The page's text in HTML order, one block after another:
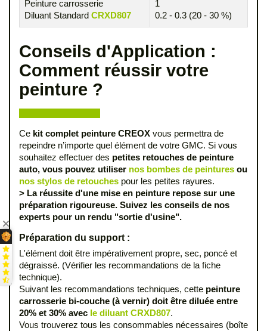
Peinture carrosserie
Diluant Standard CRXD807
1
0.2 - 0.3 (20 - 30 %)
Conseils d'Application :
Comment réussir votre
peinture ?
Ce kit complet peinture CREOX vous permettra de
repeindre n’importe quel élément de votre GMC. Si vous
souhaitez effectuer des petites retouches de peinture
auto, vous pouvez utiliser nos bombes de peintures ou
nos stylos de retouches pour les petites rayures.
> La réussite d'une mise en peinture repose sur une
préparation rigoureuse. Suivez les conseils de nos
experts pour un rendu "sortie d'usine".
Préparation du support :
L'élément doit être impérativement propre, sec, poncé et
dégraissé. (Vérifier les recommandations de la fiche
technique).
Suivant les recommandations techniques, cette peinture
carrosserie bi-couche (à vernir) doit être diluée entre
20% et 30% avec le diluant CRXD807.
Vous trouverez tous les consommables nécessaires (boîte